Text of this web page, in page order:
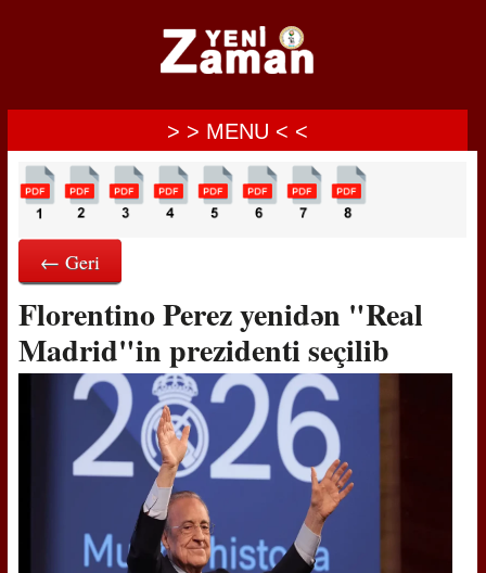
> > MENU < <
← Geri
Florentino Perez yenidən "Real
Madrid"in prezidenti seçilib